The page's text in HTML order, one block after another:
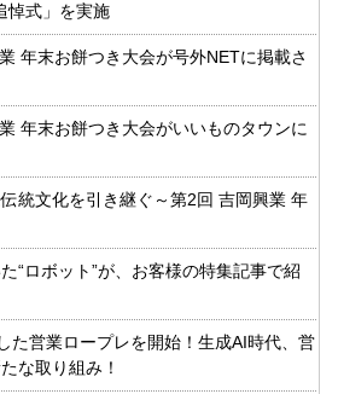
悼式」を実施
年末お餅つき大会が号外NETに掲載さ
年末お餅つき大会がいいものタウンに
統文化を引き継ぐ～第2回 吉岡興業 年
“ロボット”が、お客様の特集記事で紹
た営業ロープレを開始！生成AI時代、営
な取り組み！